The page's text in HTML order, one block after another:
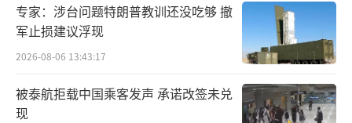
专家：涉台问题特朗普教训还没吃够 撤
军止损建议浮现
2026-08-06 13:43:17
被泰航拒载中国乘客发声 承诺改签未兑
现